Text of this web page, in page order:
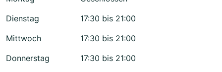
Dienstag
17:30 bis 21:00
Mittwoch
17:30 bis 21:00
Donnerstag
17:30 bis 21:00